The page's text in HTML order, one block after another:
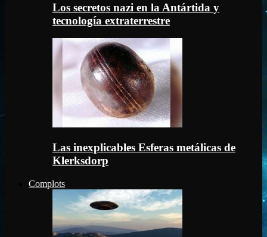
Los secretos nazi en la Antártida y
tecnología extraterrestre
Las inexplicables Esferas metálicas de
Klerksdorp
Complots